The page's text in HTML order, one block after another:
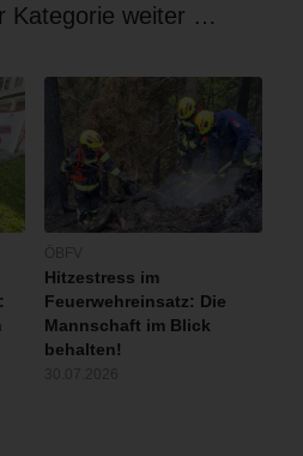
Kategorie weiter …
Hitzestress im
Feuerwehreinsatz: Die
Mannschaft im Blick
behalten!